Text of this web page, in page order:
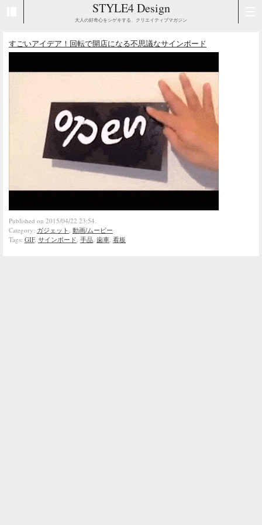
STYLE4 Design
大人の好奇心をシゲキする、クリエイティブマガジン
すごいアイデア！回転で開店になる不思議なサインボード
Published on 2015/04/22 23:54.
Category: ガジェット, 動画/ムービー
Tags: GIF, サインボード, 手品, 歯車, 看板